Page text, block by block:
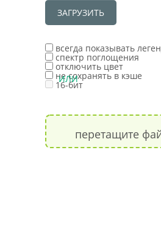
всегда показывать
спектр поглощения
отключить цвет
не сохранять в кэше
16-бит
ИЛИ
перетащите